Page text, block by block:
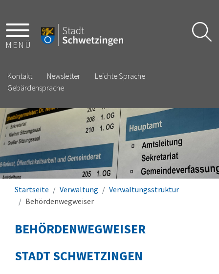
MENÜ
Kontakt Newsletter
Leichte Sprache
Gebärdensprache
Startseite Verwaltung
Verwaltungsstruktur
Behördenwegweiser
BEHÖRDENWEGWEISER
STADT SCHWETZINGEN